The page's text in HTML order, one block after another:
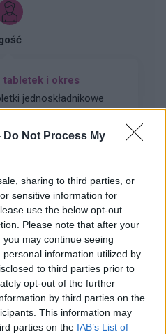
Do Not Process My
sharing to third parties, or
sensitive information for
use the below opt-out
Please note that after your
may continue seeing
information utilized by
to third parties prior to
opt-out of the further
by third parties on the
This information may
parties on the IAB’s List of
tabletek i okres
jednoskładnikowe
ze względu na
czasie pojawił sie u
do jakiego roku życia
antykoncepcyjne?